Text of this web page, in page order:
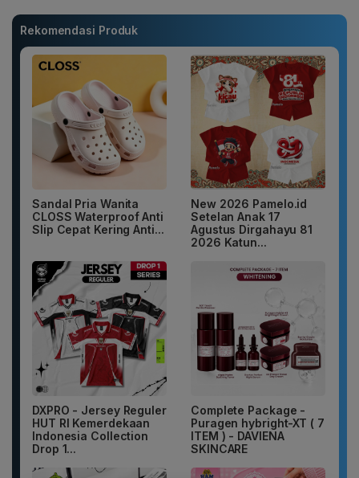
Rekomendasi Produk
Sandal Pria Wanita
CLOSS Waterproof Anti
Slip Cepat Kering Anti...
New 2026 Pamelo.id
Setelan Anak 17
Agustus Dirgahayu 81
2026 Katun...
DXPRO - Jersey Reguler
HUT RI Kemerdekaan
Indonesia Collection
Drop 1...
Complete Package -
Puragen hybright-XT ( 7
ITEM ) - DAVIENA
SKINCARE